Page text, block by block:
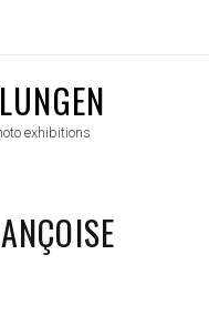
exhibitions